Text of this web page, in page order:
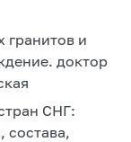
и
доктор
СНГ:
состава,